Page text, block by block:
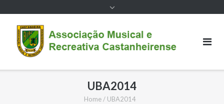
UBA2014
Home/ UBA2014